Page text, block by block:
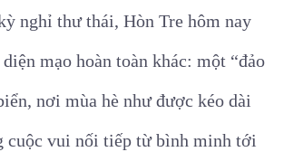
nghỉ thư thái, Hòn Tre hôm nay
mạo hoàn toàn khác: một “đảo
nơi mùa hè như được kéo dài
cuộc vui nối tiếp từ bình minh tới